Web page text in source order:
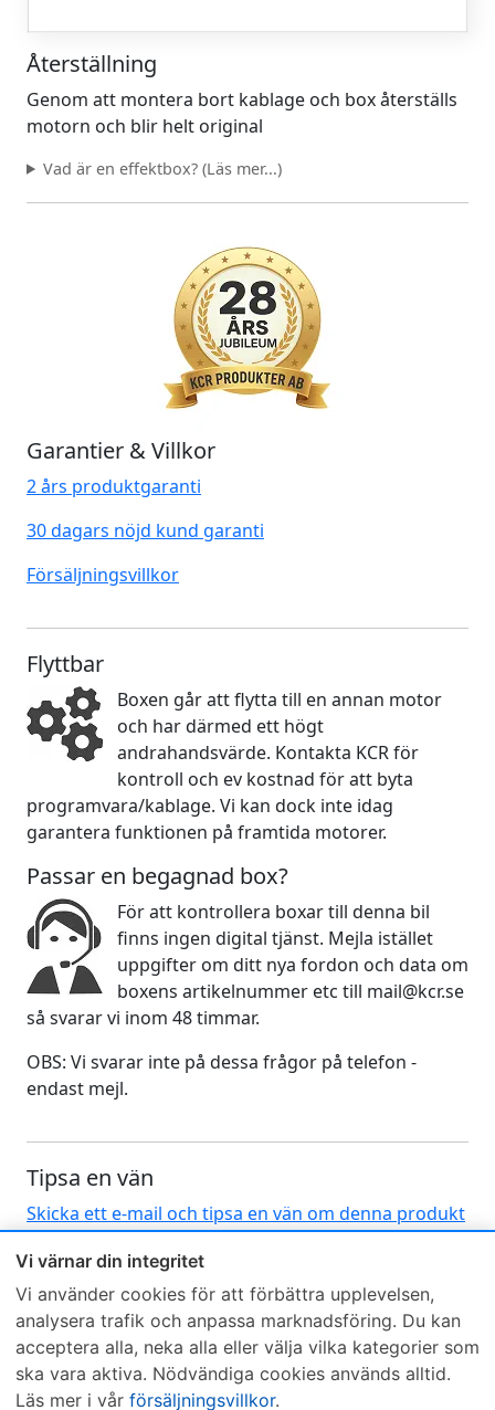
Vi värnar din integritet
Vi använder cookies för att förbättra upplevelsen,
analysera trafik och anpassa marknadsföring. Du kan
acceptera alla, neka alla eller välja vilka kategorier som
ska vara aktiva. Nödvändiga cookies används alltid.
Läs mer i vår försäljningsvillkor.
Återställning
Genom att montera bort kablage och box återställs
motorn och blir helt original
Vad är en effektbox? (Läs mer...)
Garantier & Villkor
2 års produktgaranti
30 dagars nöjd kund garanti
Försäljningsvillkor
Flyttbar
Boxen går att flytta till en annan motor
och har därmed ett högt
andrahandsvärde. Kontakta KCR för
kontroll och ev kostnad för att byta
programvara/kablage. Vi kan dock inte idag
garantera funktionen på framtida motorer.
Passar en begagnad box?
För att kontrollera boxar till denna bil
finns ingen digital tjänst. Mejla istället
uppgifter om ditt nya fordon och data om
boxens artikelnummer etc till mail@kcr.se
så svarar vi inom 48 timmar.
OBS: Vi svarar inte på dessa frågor på telefon -
endast mejl.
Tipsa en vän
Skicka ett e-mail och tipsa en vän om denna produkt
Sveriges mest sålda dieselbox